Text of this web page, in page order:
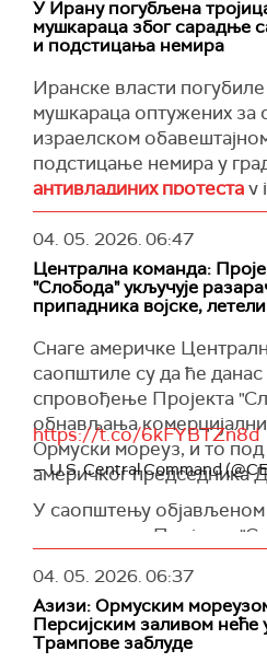
морнарица пресрела
водама и одвела их у
"Након издвајања и
изложени низу насилних
Тума.
Она је навела да су
да леже на стомаку са
повезом преко очију све
више пута физички и
Авиља се, како тврди,
последица удараца.
"Реч је о нивоу насиља
међународном праву,
као мучење", истакла је
Авиља и Кешек су јуче
им је притвор продужен
Појасу Газе са циљем
помоћи, саопштили су да
прошле седмице у
близини Грчке и око
израелске обале,
укупно 58 учесника.
У Ирану погубљена
мушкараца због сарадње
и подстицања немира
Иранске власти погубиле
мушкараца оптужених за
израелском
подстицање немира у
антивладиних протестау
04. 05. 2026.06:47
Централна команда:
"Слобода" укључује
припадника војске,
Снаге америчке
саопштиле су да ће
спровођење Пројекта
обнављања
Ормуски мореуз, и то
америчког председника
У саопштењу
наводи се да Пројекат
разараче са навођеним
стотину копнених и
беспилотне платформе
припадника војних снага.
https://t.co/6kFYBTZn8d
— U.S. Central Command
04. 05. 2026.06:37
Азизи: Ормуским
Персијским заливом неће
Трампове заблуде